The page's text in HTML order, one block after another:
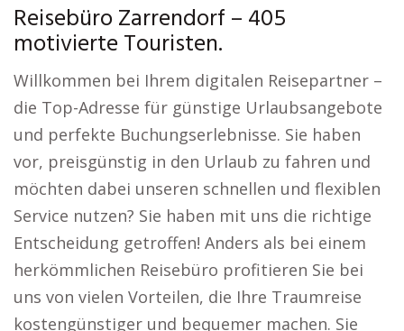
Reisebüro Zarrendorf – 405
motivierte Touristen.
Willkommen bei Ihrem digitalen Reisepartner –
die Top-Adresse für günstige Urlaubsangebote
und perfekte Buchungserlebnisse. Sie haben
vor, preisgünstig in den Urlaub zu fahren und
möchten dabei unseren schnellen und flexiblen
Service nutzen? Sie haben mit uns die richtige
Entscheidung getroffen! Anders als bei einem
herkömmlichen Reisebüro profitieren Sie bei
uns von vielen Vorteilen, die Ihre Traumreise
kostengünstiger und bequemer machen. Sie